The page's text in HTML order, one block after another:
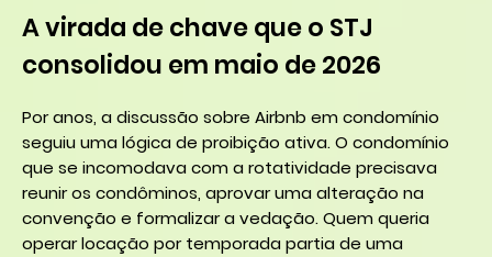
A virada de chave que o STJ
consolidou em maio de 2026
Por anos, a discussão sobre Airbnb em condomínio
seguiu uma lógica de proibição ativa. O condomínio
que se incomodava com a rotatividade precisava
reunir os condôminos, aprovar uma alteração na
convenção e formalizar a vedação. Quem queria
operar locação por temporada partia de uma